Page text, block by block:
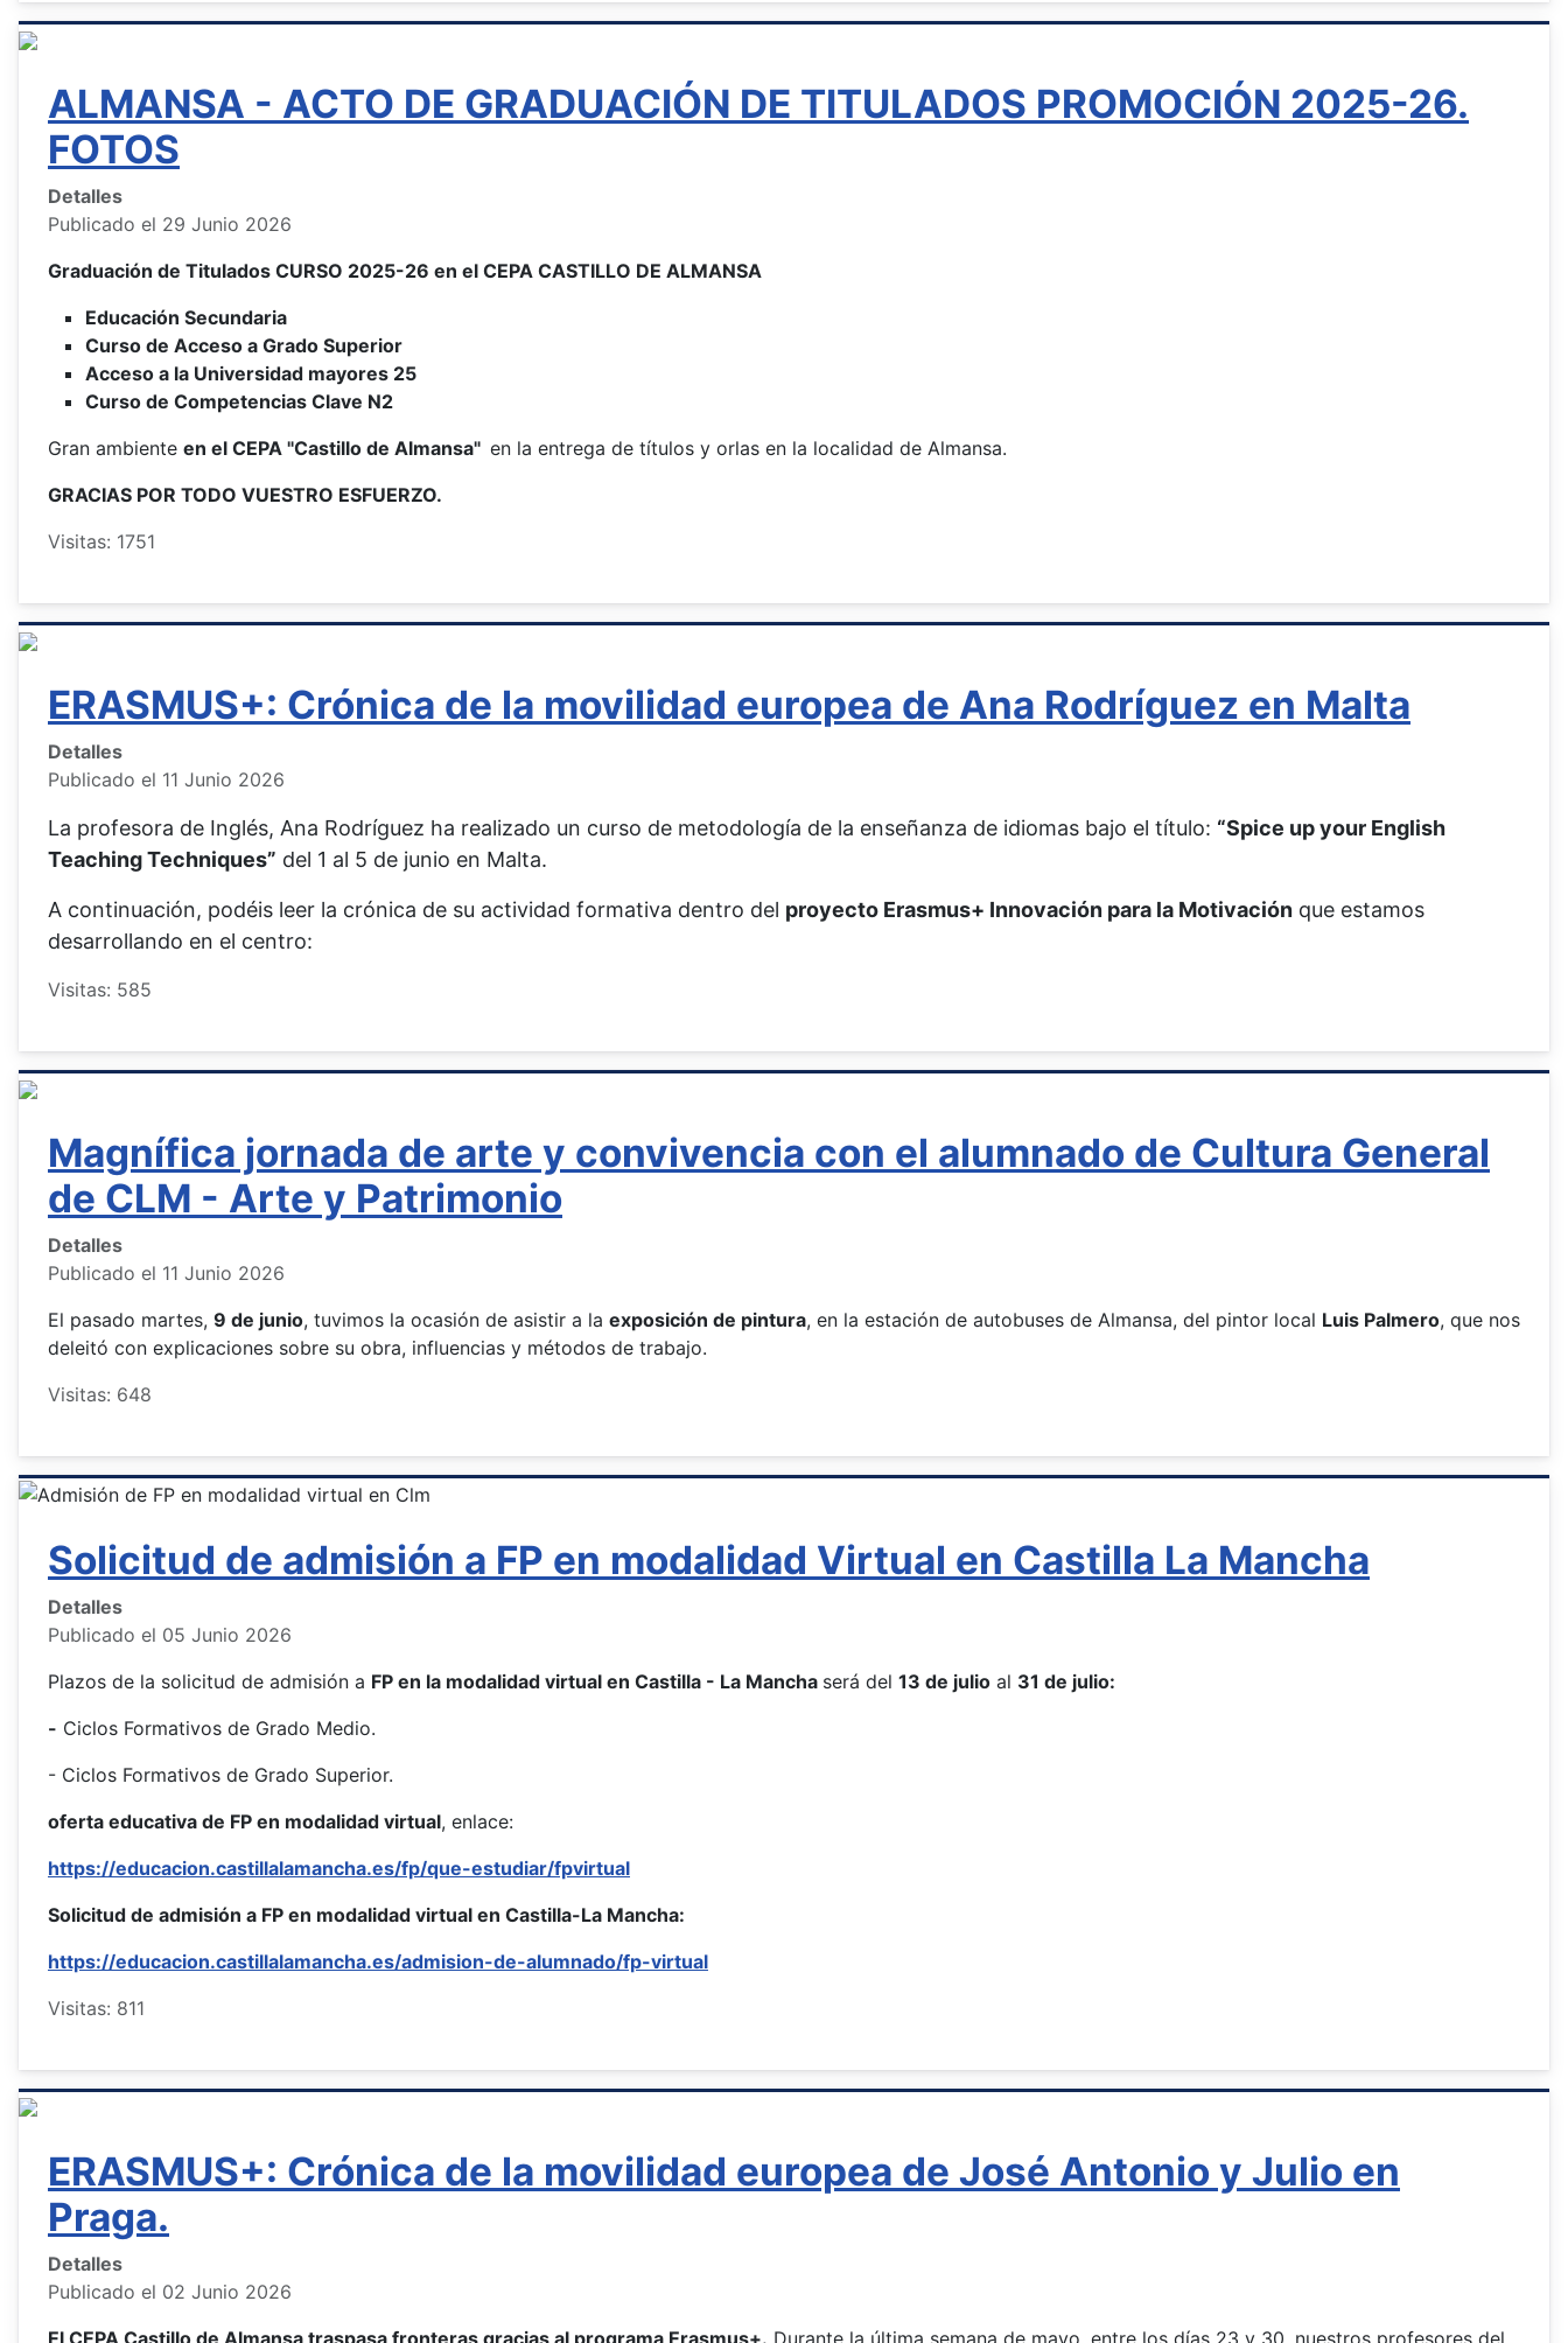
ALMANSA - ACTO DE GRADUACIÓN DE TITULADOS PROMOCIÓN 2025-26.
FOTOS
Detalles
Publicado el 29 Junio 2026
Graduación de Titulados CURSO 2025-26 en el CEPA CASTILLO DE ALMANSA
Educación Secundaria
Curso de Acceso a Grado Superior
Acceso a la Universidad mayores 25
Curso de Competencias Clave N2
Gran ambiente en el CEPA "Castillo de Almansa" en la entrega de títulos y orlas en la localidad de Almansa.
GRACIAS POR TODO VUESTRO ESFUERZO.
Visitas: 1751
ERASMUS+: Crónica de la movilidad europea de Ana Rodríguez en Malta
Detalles
Publicado el 11 Junio 2026
La profesora de Inglés, Ana Rodríguez ha realizado un curso de metodología de la enseñanza de idiomas bajo el título: “Spice up your English
Teaching Techniques” del 1 al 5 de junio en Malta.
A continuación, podéis leer la crónica de su actividad formativa dentro del proyecto Erasmus+ Innovación para la Motivación que estamos
desarrollando en el centro:
Visitas: 585
Magnífica jornada de arte y convivencia con el alumnado de Cultura General
de CLM - Arte y Patrimonio
Detalles
Publicado el 11 Junio 2026
El pasado martes, 9 de junio, tuvimos la ocasión de asistir a la exposición de pintura, en la estación de autobuses de Almansa, del pintor local Luis Palmero, que nos
deleitó con explicaciones sobre su obra, influencias y métodos de trabajo.
Visitas: 648
Solicitud de admisión a FP en modalidad Virtual en Castilla La Mancha
Detalles
Publicado el 05 Junio 2026
Plazos de la solicitud de admisión a FP en la modalidad virtual en Castilla - La Mancha será del 13 de julio al 31 de julio:
- Ciclos Formativos de Grado Medio.
- Ciclos Formativos de Grado Superior.
oferta educativa de FP en modalidad virtual, enlace:
https://educacion.castillalamancha.es/fp/que-estudiar/fpvirtual
Solicitud de admisión a FP en modalidad virtual en Castilla-La Mancha:
https://educacion.castillalamancha.es/admision-de-alumnado/fp-virtual
Visitas: 811
ERASMUS+: Crónica de la movilidad europea de José Antonio y Julio en
Praga.
Detalles
Publicado el 02 Junio 2026
El CEPA Castillo de Almansa traspasa fronteras gracias al programa Erasmus+. Durante la última semana de mayo, entre los días 23 y 30, nuestros profesores del